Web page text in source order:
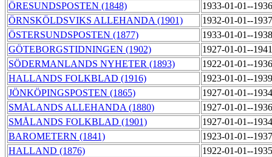
ÖRESUNDSPOSTEN (1848)
1933-01-01--
ÖRNSKÖLDSVIKS ALLEHANDA (1901)
1932-01-01--
ÖSTERSUNDSPOSTEN (1877)
1933-01-01--
GÖTEBORGSTIDNINGEN (1902)
1927-01-01--
SÖDERMANLANDS NYHETER (1893)
1922-01-01--
HALLANDS FOLKBLAD (1916)
1923-01-01--
JÖNKÖPINGSPOSTEN (1865)
1927-01-01--
SMÅLANDS ALLEHANDA (1880)
1927-01-01--
SMÅLANDS FOLKBLAD (1901)
1927-01-01--
BAROMETERN (1841)
1923-01-01--
HALLAND (1876)
1922-01-01--